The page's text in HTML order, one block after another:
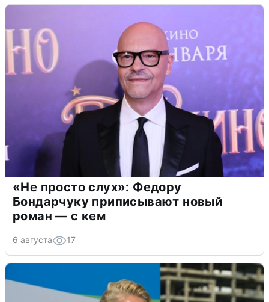
«Не просто слух»: Федору
Бондарчуку приписывают новый
роман — с кем
6 августа 17